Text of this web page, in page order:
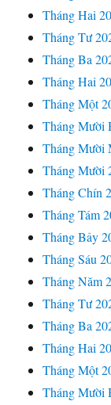
Tháng Hai
Tháng Tư
Tháng Ba
Tháng Hai
Tháng Một
Tháng Mười
Tháng Mười
Tháng Mười
Tháng Chín
Tháng Tám
Tháng Bảy
Tháng Sáu
Tháng Năm
Tháng Tư
Tháng Ba
Tháng Hai
Tháng Một
Tháng Mười